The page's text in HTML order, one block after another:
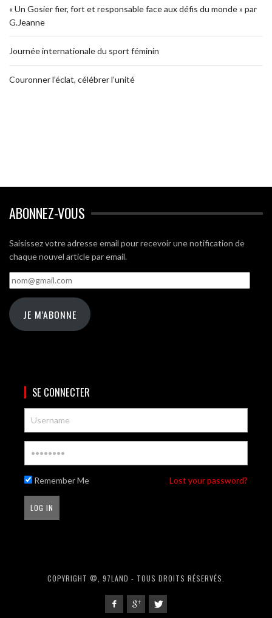
« Un Gosier fier, fort et responsable face aux défis du monde » par
G.Jeanne
Journée internationale du sport féminin
Couronner l’éclat, célébrer l’unité
ABONNEZ-VOUS
Saisissez votre adresse email pour recevoir une notification de
chaque nouvel article par email.
nom@gmail.com
JE M'ABONNE
SE CONNECTER
Remember Me Lost your password?
COPYRIGHT ©, 97LAND - TOUS DROITS RÉSERVÉS.